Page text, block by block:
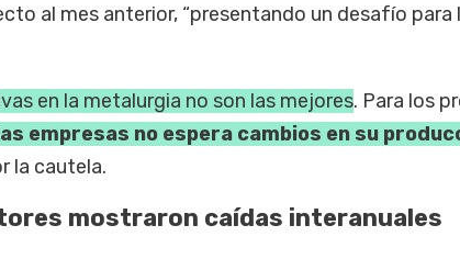
al mes anterior, “presentando un desafío para
en la metalurgia no son las mejores. Para los
empresas no espera cambios en su
la cautela.
mostraron caídas interanuales